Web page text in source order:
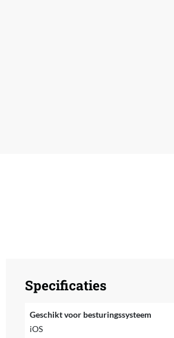
Specificaties
Geschikt voor besturingssysteem
iOS